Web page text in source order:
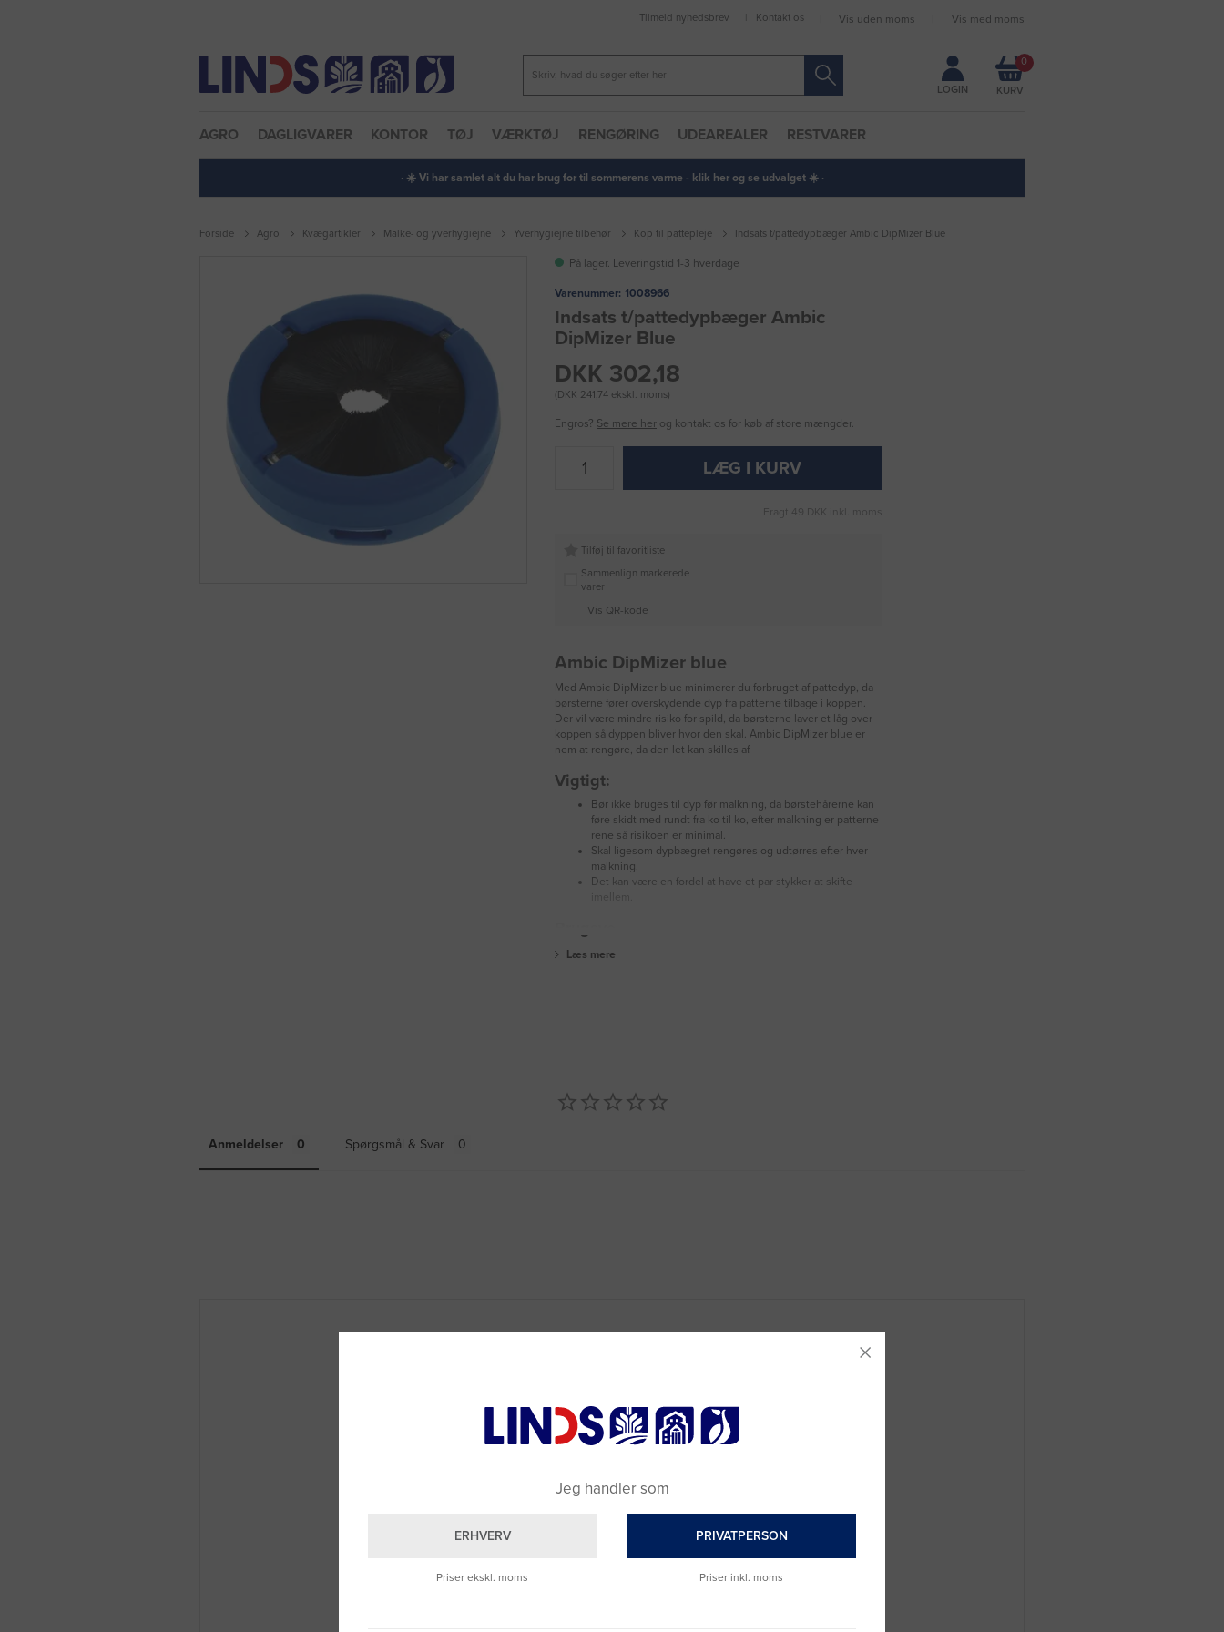
Forbliv logget ind
Tilmeld nyhedsbrev Kontakt os Vis uden moms Vis med moms
LOGIN
0
AGRO DAGLIGVARER KONTOR TØJ VÆRKTØJ RENGØRING UDEAREALER RESTVARER
· ☀️ Vi har samlet alt du har brug for til sommerens varme - klik her og se udvalget ☀️ ·
Forside Agro Kvægartikler Malke- og yverhygiejne Yverhygiejne tilbehør Kop til pattepleje Indsats t/pattedypbæger Ambic DipMizer Blue
På lager. Leveringstid 1-3 hverdage
Varenummer: 1008966
Indsats t/pattedypbæger Ambic
DipMizer Blue
DKK 302,18
(DKK 241,74 ekskl. moms)
Engros? Se mere her og kontakt os for køb af store mængder.
LÆG I KURV
Fragt 49 DKK inkl. moms
Tilføj til favoritliste
Sammenlign markerede
varer
Vis QR-kode
Ambic DipMizer blue
Med Ambic DipMizer blue minimerer du forbruget af pattedyp, da
børsterne fører overskydende dyp fra patterne tilbage i koppen.
Der vil være mindre risiko for spild, da børsterne laver et låg over
koppen så dyppen bliver hvor den skal. Ambic DipMizer blue er
nem at rengøre, da den let kan skilles af.
Vigtigt:
Bør ikke bruges til dyp før malkning, da børstehårerne kan
føre skidt med rundt fra ko til ko, efter malkning er patterne
rene så risikoen er minimal.
Skal ligesom dypbægret rengøres og udtørres efter hver
malkning.
Det kan være en fordel at have et par stykker at skifte
Læs mere
Anmeldelser Spørgsmål & Svar
Jeg handler som
ERHVERV
Priser ekskl. moms
PRIVATPERSON
Priser inkl. moms